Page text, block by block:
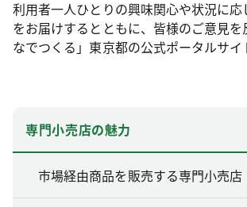
利用者一人ひとりの興味関心や状況に
をお届けするとともに、皆様のご意見
なでつくる」東京都の公式ポータルサイ
専門小売店の魅力
市場経由商品を販売する専門小売店